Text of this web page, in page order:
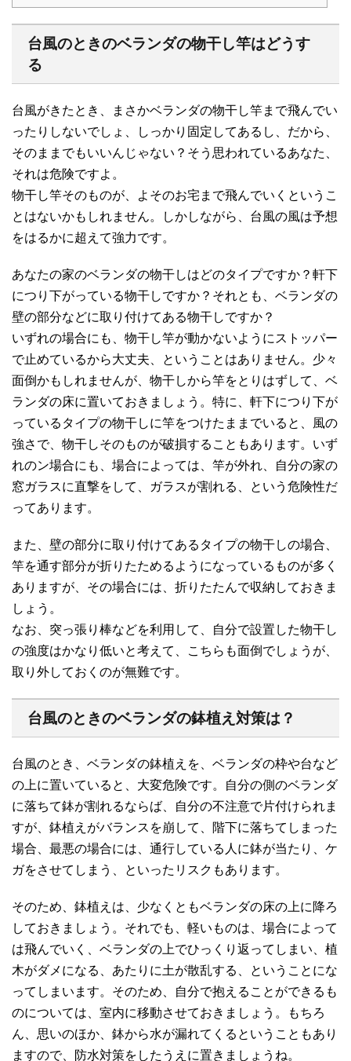
台風のときのベランダの物干し竿はどうす
る
台風がきたとき、まさかベランダの物干し竿まで飛んでい
ったりしないでしょ、しっかり固定してあるし、だから、
そのままでもいいんじゃない？そう思われているあなた、
それは危険ですよ。
物干し竿そのものが、よそのお宅まで飛んでいくというこ
とはないかもしれません。しかしながら、台風の風は予想
をはるかに超えて強力です。
あなたの家のベランダの物干しはどのタイプですか？軒下
につり下がっている物干しですか？それとも、ベランダの
壁の部分などに取り付けてある物干しですか？
いずれの場合にも、物干し竿が動かないようにストッパー
で止めているから大丈夫、ということはありません。少々
面倒かもしれませんが、物干しから竿をとりはずして、ベ
ランダの床に置いておきましょう。特に、軒下につり下が
っているタイプの物干しに竿をつけたままでいると、風の
強さで、物干しそのものが破損することもあります。いず
れのン場合にも、場合によっては、竿が外れ、自分の家の
窓ガラスに直撃をして、ガラスが割れる、という危険性だ
ってあります。
また、壁の部分に取り付けてあるタイプの物干しの場合、
竿を通す部分が折りたためるようになっているものが多く
ありますが、その場合には、折りたたんで収納しておきま
しょう。
なお、突っ張り棒などを利用して、自分で設置した物干し
の強度はかなり低いと考えて、こちらも面倒でしょうが、
取り外しておくのが無難です。
台風のときのベランダの鉢植え対策は？
台風のとき、ベランダの鉢植えを、ベランダの枠や台など
の上に置いていると、大変危険です。自分の側のベランダ
に落ちて鉢が割れるならば、自分の不注意で片付けられま
すが、鉢植えがバランスを崩して、階下に落ちてしまった
場合、最悪の場合には、通行している人に鉢が当たり、ケ
ガをさせてしまう、といったリスクもあります。
そのため、鉢植えは、少なくともベランダの床の上に降ろ
しておきましょう。それでも、軽いものは、場合によって
は飛んでいく、ベランダの上でひっくり返ってしまい、植
木がダメになる、あたりに土が散乱する、ということにな
ってしまいます。そのため、自分で抱えることができるも
のについては、室内に移動させておきましょう。もちろ
ん、思いのほか、鉢から水が漏れてくるということもあり
ますので、防水対策をしたうえに置きましょうね。